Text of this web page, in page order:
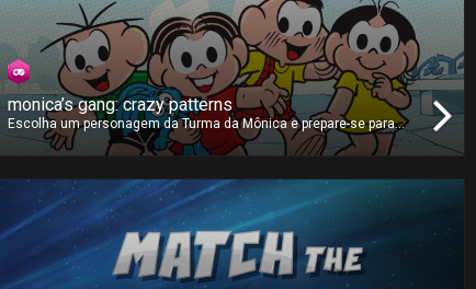
monica’s gang: crazy patterns
Escolha um personagem da Turma da Mônica e prepare-se para
replicar os padrões que aparecem no ecrã. O jogo vai aumentando
que consegue acertar em todas as combinações corretas e
chegar à pontuação máxima?